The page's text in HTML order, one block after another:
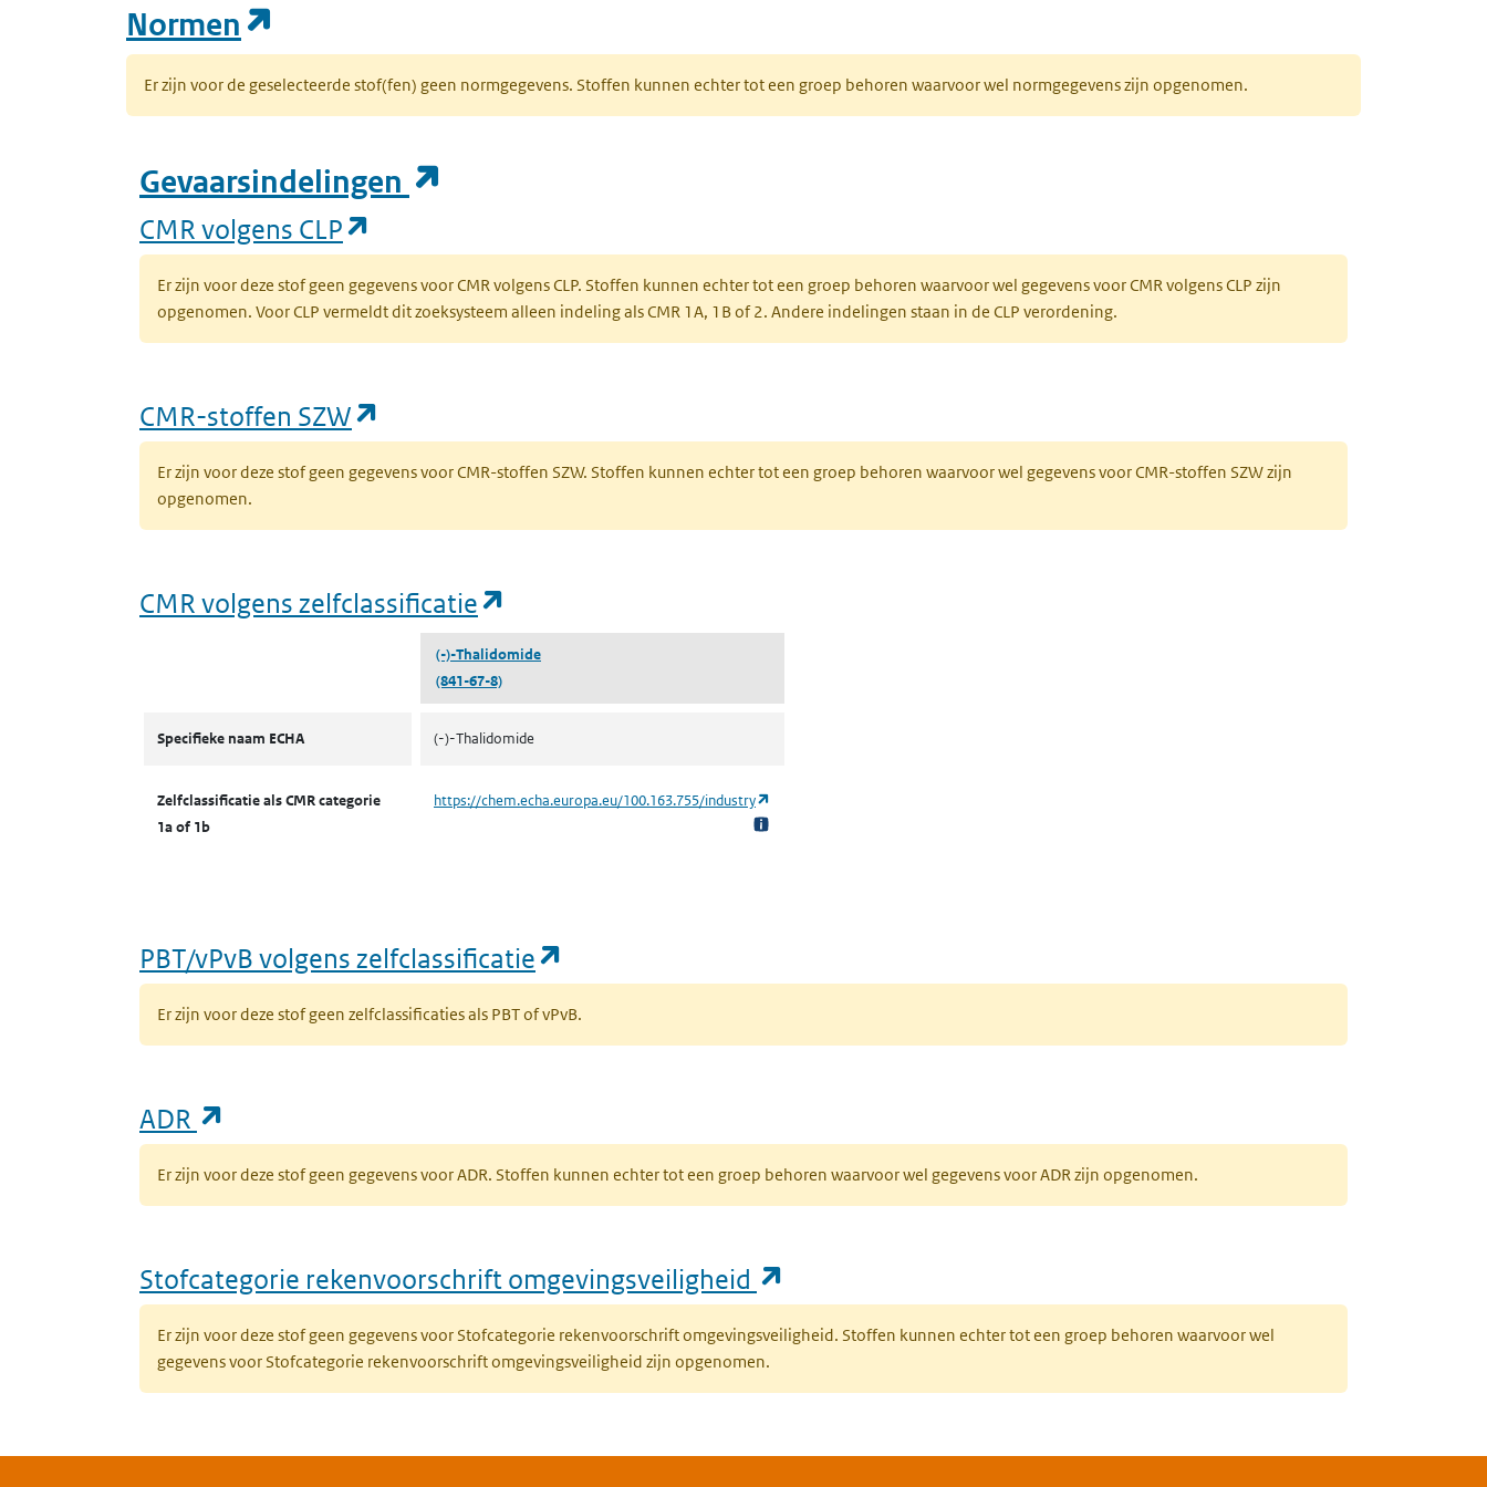
Normen
Er zijn voor de geselecteerde stof(fen) geen normgegevens. Stoffen kunnen echter tot een groep behoren waarvoor wel normgegevens zijn opgenomen.
Gevaarsindelingen
CMR volgens CLP
Er zijn voor deze stof geen gegevens voor CMR volgens CLP. Stoffen kunnen echter tot een groep behoren waarvoor wel gegevens voor CMR volgens CLP zijn
opgenomen. Voor CLP vermeldt dit zoeksysteem alleen indeling als CMR 1A, 1B of 2. Andere indelingen staan in de CLP verordening.
CMR-stoffen SZW
Er zijn voor deze stof geen gegevens voor CMR-stoffen SZW. Stoffen kunnen echter tot een groep behoren waarvoor wel gegevens voor CMR-stoffen SZW zijn
opgenomen.
CMR volgens zelfclassificatie
(-)-Thalidomide
(841-67-8)
Specifieke naam ECHA (-)-Thalidomide
Zelfclassificatie als CMR categorie
1a of 1b
https://chem.echa.europa.eu/100.163.755/industry
PBT/vPvB volgens zelfclassificatie
Er zijn voor deze stof geen zelfclassificaties als PBT of vPvB.
ADR
Er zijn voor deze stof geen gegevens voor ADR. Stoffen kunnen echter tot een groep behoren waarvoor wel gegevens voor ADR zijn opgenomen.
Stofcategorie rekenvoorschrift omgevingsveiligheid
Er zijn voor deze stof geen gegevens voor Stofcategorie rekenvoorschrift omgevingsveiligheid. Stoffen kunnen echter tot een groep behoren waarvoor wel
gegevens voor Stofcategorie rekenvoorschrift omgevingsveiligheid zijn opgenomen.